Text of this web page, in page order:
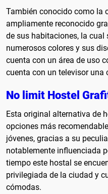
También conocido como la
ampliamente reconocido
de sus habitaciones, la cual
numerosos colores y sus
cuenta con un área de uso
cuenta con un televisor una
No limit Hostel
Esta original alternativa de
opciones más
jóvenes, gracias a su
notablemente influenciada
tiempo este hostal se
privilegiada de la ciudad y
cómodas.